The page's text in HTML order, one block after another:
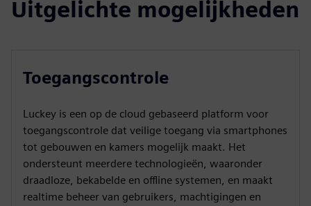
Uitgelichte mogelijkheden
Toegangscontrole
Luckey is een op de cloud gebaseerd platform voor
toegangscontrole dat veilige toegang via smartphones
tot gebouwen en kamers mogelijk maakt. Het
ondersteunt meerdere technologieën, waaronder
draadloze, bekabelde en offline systemen, en maakt
realtime beheer van gebruikers, machtigingen en